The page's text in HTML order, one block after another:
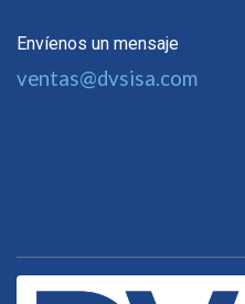
Envíenos un mensaje
ventas@dvsisa.com